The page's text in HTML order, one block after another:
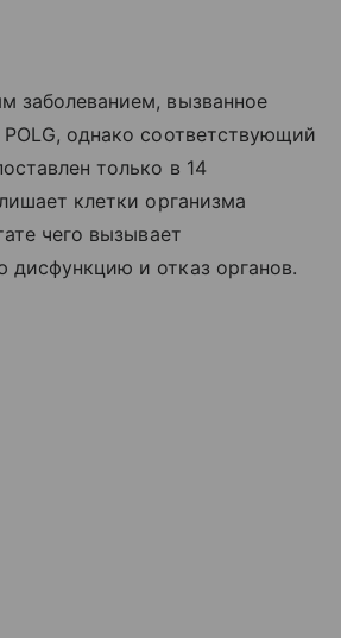
заболеванием, вызванное
однако соответствующий
только в 14
клетки организма
чего вызывает
дисфункцию и отказ органов.